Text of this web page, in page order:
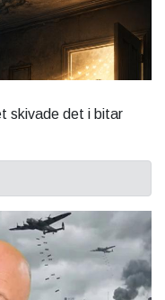
skivade det i bitar